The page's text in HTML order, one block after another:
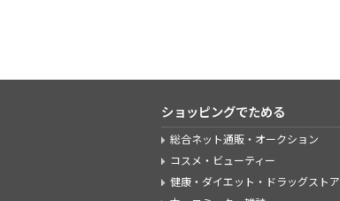
ショッピングでためる
総合ネット通販・オークション
コスメ・ビューティー
健康・ダイエット・ドラッグストア